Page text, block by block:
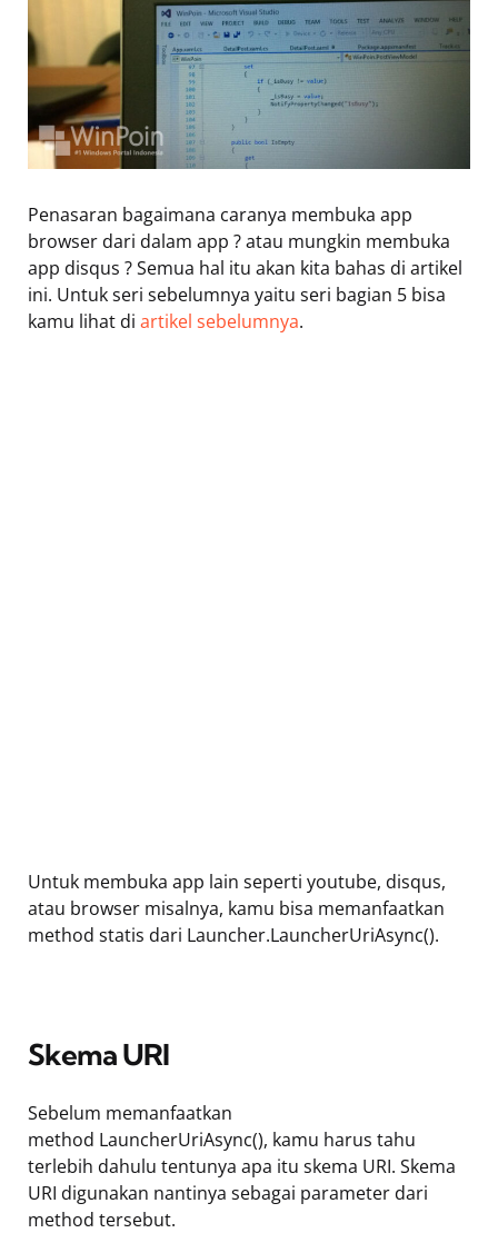
Penasaran bagaimana caranya membuka app
browser dari dalam app ? atau mungkin membuka
app disqus ? Semua hal itu akan kita bahas di artikel
ini. Untuk seri sebelumnya yaitu seri bagian 5 bisa
kamu lihat di artikel sebelumnya.
Untuk membuka app lain seperti youtube, disqus,
atau browser misalnya, kamu bisa memanfaatkan
method statis dari Launcher.LauncherUriAsync().
Skema URI
Sebelum memanfaatkan
method LauncherUriAsync(), kamu harus tahu
terlebih dahulu tentunya apa itu skema URI. Skema
URI digunakan nantinya sebagai parameter dari
method tersebut.